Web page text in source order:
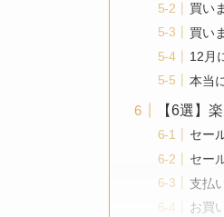
買い
買い
12月
本当
【6選】
セー
セー
支払
お買